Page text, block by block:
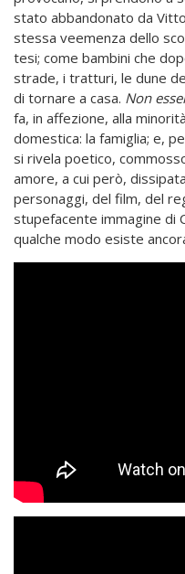
stato abbandonato da
stessa veemenza dello
tesi; come bambini che
strade, i tratturi, le dune
di tornare a casa. Non
fa, in affezione, alla
domestica: la famiglia; e,
si rivela poetico,
amore, a cui però,
personaggi, del film, del
stupefacente immagine di
qualche modo esiste